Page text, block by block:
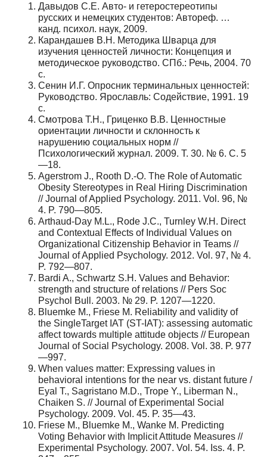
Давыдов С.Е. Авто- и гетеростереотипы
русских и немецких студентов: Автореф. …
канд. психол. наук, 2009.
Карандашев В.Н. Методика Шварца для
изучения ценностей личности: Концепция и
методическое руководство. СПб.: Речь, 2004. 70
с.
Сенин И.Г. Опросник терминальных ценностей:
Руководство. Ярославль: Содействие, 1991. 19
с.
Смотрова Т.Н., Гриценко В.В. Ценностные
ориентации личности и склонность к
нарушению социальных норм //
Психологический журнал. 2009. Т. 30. № 6. С. 5
—18.
Agerstrom J., Rooth D.-O. The Role of Automatic
Obesity Stereotypes in Real Hiring Discrimination
// Journal of Applied Psychology. 2011. Vol. 96, №
4. P. 790—805.
Arthaud-Day M.L., Rode J.C., Turnley W.H. Direct
and Contextual Effects of Individual Values on
Organizational Citizenship Behavior in Teams //
Journal of Applied Psychology. 2012. Vol. 97, № 4.
P. 792—807.
Bardi A., Schwartz S.H. Values and Behavior:
strength and structure of relations // Pers Soc
Psychol Bull. 2003. № 29. P. 1207—1220.
Bluemke M., Friese M. Reliability and validity of
the SingleTarget IAT (ST-IAT): assessing automatic
affect towards multiple attitude objects // European
Journal of Social Psychology. 2008. Vol. 38. P. 977
—997.
When values matter: Expressing values in
behavioral intentions for the near vs. distant future /
Eyal T., Sagristano M.D., Trope Y., Liberman N.,
Chaiken S. // Journal of Experimental Social
Psychology. 2009. Vol. 45. P. 35—43.
Friese M., Bluemke M., Wanke M. Predicting
Voting Behavior with Implicit Attitude Measures //
Experimental Psychology. 2007. Vol. 54. Iss. 4. P.